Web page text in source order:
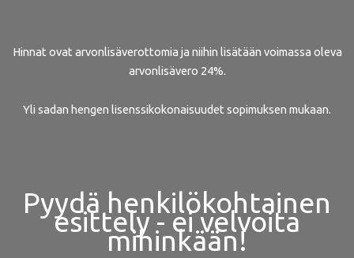
Hinnat ovat arvonlisäverottomia ja niihin lisätään voimassa oleva
arvonlisävero 24%.
Yli sadan hengen lisenssikokonaisuudet sopimuksen mukaan.
Pyydä henkilökohtainen
esittely - ei velvoita
mihinkään!